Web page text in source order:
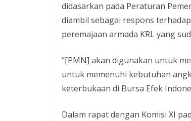
didasarkan pada Peraturan
diambil sebagai respons
peremajaan armada KRL yang
“[PMN] akan digunakan untuk
untuk memenuhi kebutuhan
keterbukaan di Bursa Efek
Dalam rapat dengan Komisi XI